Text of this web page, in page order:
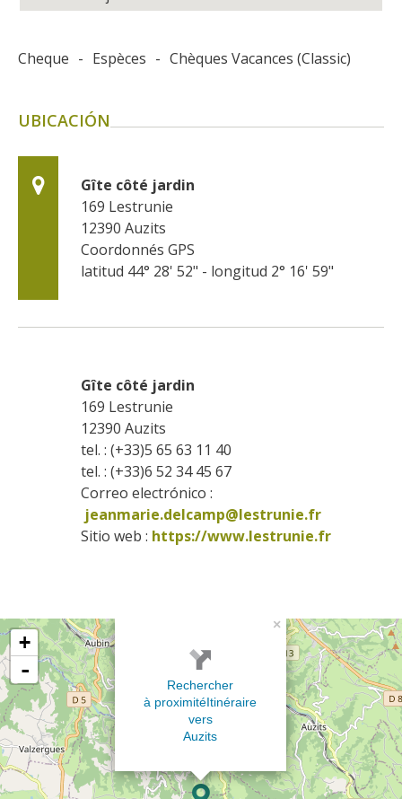
Cheque - Espèces - Chèques Vacances (Classic)
UBICACIÓN
Gîte côté jardin
169 Lestrunie
12390 Auzits
Coordonnés GPS
latitud 44° 28' 52" - longitud 2° 16' 59"
Gîte côté jardin
169 Lestrunie
12390 Auzits
tel. : (+33)5 65 63 11 40
tel. : (+33)6 52 34 45 67
Correo electrónico :
jeanmarie.delcamp@lestrunie.fr
Sitio web : https://www.lestrunie.fr
×
Rechercher
à proximitéItinéraire
vers
Auzits
+
-